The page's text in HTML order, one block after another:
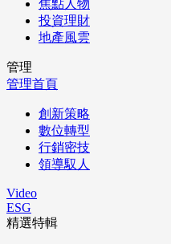
焦點人物
投資理財
地產風雲
管理
管理首頁
創新策略
數位轉型
行銷密技
領導馭人
Video
ESG
精選特輯